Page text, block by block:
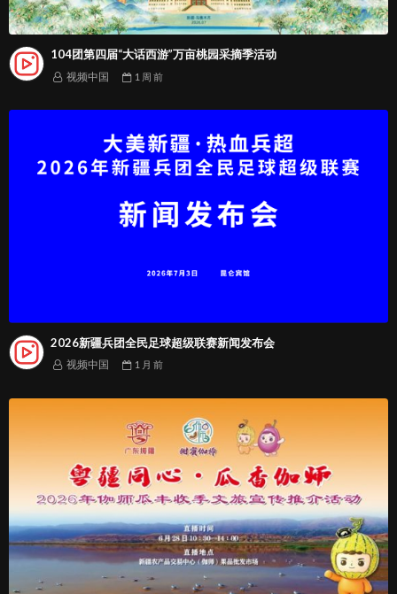
104团第四届“大话西游”万亩桃园采摘季活动
视频中国 1 周 前
2026新疆兵团全民足球超级联赛新闻发布会
视频中国 1 月 前